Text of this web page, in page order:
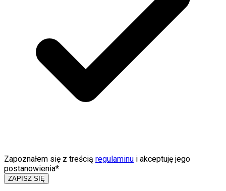
Zapoznałem się z treścią regulaminu i akceptuję jego
postanowienia*
ZAPISZ SIĘ